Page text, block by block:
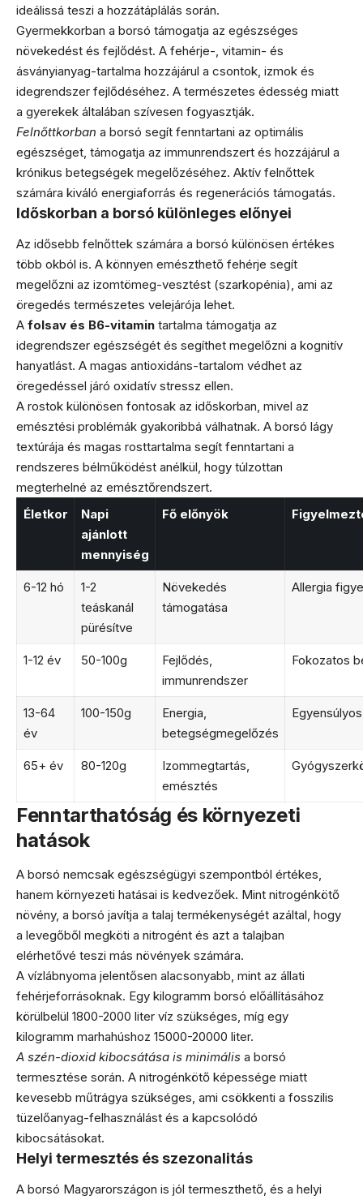
ideálissá teszi a hozzátáplálás során.
Gyermekkorban a borsó támogatja az egészséges
növekedést és fejlődést. A fehérje-, vitamin- és
ásványianyag-tartalma hozzájárul a csontok, izmok és
idegrendszer fejlődéséhez. A természetes édesség miatt
a gyerekek általában szívesen fogyasztják.
Felnőttkorban a borsó segít fenntartani az optimális
egészséget, támogatja az immunrendszert és hozzájárul a
krónikus betegségek megelőzéséhez. Aktív felnőttek
számára kiváló energiaforrás és regenerációs támogatás.
Időskorban a borsó különleges előnyei
Az idősebb felnőttek számára a borsó különösen értékes
több okból is. A könnyen emészthető fehérje segít
megelőzni az izomtömeg-vesztést (szarkopénia), ami az
öregedés természetes velejárója lehet.
A folsav és B6-vitamin tartalma támogatja az
idegrendszer egészségét és segíthet megelőzni a kognitív
hanyatlást. A magas antioxidáns-tartalom védhet az
öregedéssel járó oxidatív stressz ellen.
A rostok különösen fontosak az időskorban, mivel az
emésztési problémák gyakoribbá válhatnak. A borsó lágy
textúrája és magas rosttartalma segít fenntartani a
rendszeres bélműködést anélkül, hogy túlzottan
megterhelné az emésztőrendszert.
Életkor
Napi
ajánlott
mennyiség
Fő előnyök
6-12 hó
1-2
teáskanál
pürésítve
Növekedés
támogatása
Allergia
1-12 év 50-100g
Fejlődés,
immunrendszer
Fokozatos
13-64
év
100-150g
Energia,
betegségmegelőzés
65+ év 80-120g
Izommegtartás,
emésztés
Fenntarthatóság és környezeti
hatások
A borsó nemcsak egészségügyi szempontból értékes,
hanem környezeti hatásai is kedvezőek. Mint nitrogénkötő
növény, a borsó javítja a talaj termékenységét azáltal, hogy
a levegőből megköti a nitrogént és azt a talajban
elérhetővé teszi más növények számára.
A vízlábnyoma jelentősen alacsonyabb, mint az állati
fehérjeforrásoknak. Egy kilogramm borsó előállításához
körülbelül 1800-2000 liter víz szükséges, míg egy
kilogramm marhahúshoz 15000-20000 liter.
A szén-dioxid kibocsátása is minimális a borsó
termesztése során. A nitrogénkötő képessége miatt
kevesebb műtrágya szükséges, ami csökkenti a fosszilis
tüzelőanyag-felhasználást és a kapcsolódó
kibocsátásokat.
Helyi termesztés és szezonalitás
A borsó Magyarországon is jól termeszthető, és a helyi